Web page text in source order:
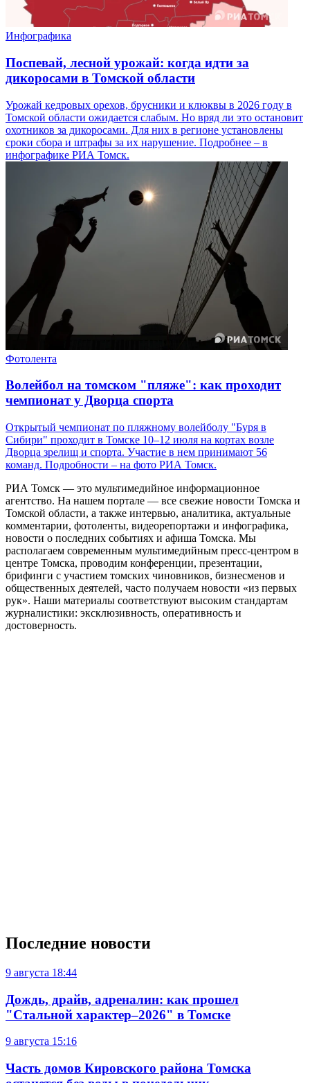
Инфографика
Поспевай, лесной урожай: когда идти за
дикоросами в Томской области
Урожай кедровых орехов, брусники и клюквы в 2026 году в
Томской области ожидается слабым. Но вряд ли это остановит
охотников за дикоросами. Для них в регионе установлены
сроки сбора и штрафы за их нарушение. Подробнее – в
инфографике РИА Томск.
Фотолента
Волейбол на томском "пляже": как проходит
чемпионат у Дворца спорта
Открытый чемпионат по пляжному волейболу "Буря в
Сибири" проходит в Томске 10–12 июля на кортах возле
Дворца зрелищ и спорта. Участие в нем принимают 56
команд. Подробности – на фото РИА Томск.
РИА Томск — это мультимедийное информационное
агентство. На нашем портале — все свежие новости Томска и
Томской области, а также интервью, аналитика, актуальные
комментарии, фотоленты, видеорепортажи и инфографика,
новости о последних событиях и афиша Томска. Мы
располагаем современным мультимедийным пресс-центром в
центре Томска, проводим конференции, презентации,
брифинги с участием томских чиновников, бизнесменов и
общественных деятелей, часто получаем новости «из первых
рук». Наши материалы соответствуют высоким стандартам
журналистики: эксклюзивность, оперативность и
достоверность.
Последние новости
9 августа 18:44
Дождь, драйв, адреналин: как прошел
"Стальной характер–2026" в Томске
9 августа 15:16
Часть домов Кировского района Томска